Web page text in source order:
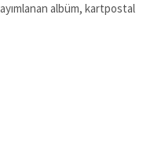
albüm, kartpostal